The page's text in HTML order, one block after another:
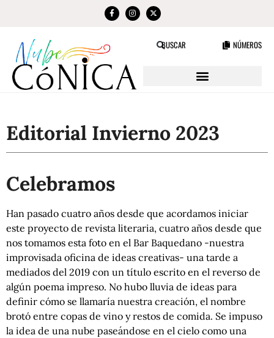
BUSCAR NÚMEROS
Editorial Invierno 2023
Celebramos
Han pasado cuatro años desde que acordamos iniciar
este proyecto de revista literaria, cuatro años desde que
nos tomamos esta foto en el Bar Baquedano -nuestra
improvisada oficina de ideas creativas- una tarde a
mediados del 2019 con un título escrito en el reverso de
algún poema impreso. No hubo lluvia de ideas para
definir cómo se llamaría nuestra creación, el nombre
brotó entre copas de vino y restos de comida. Se impuso
la idea de una nube paseándose en el cielo como una